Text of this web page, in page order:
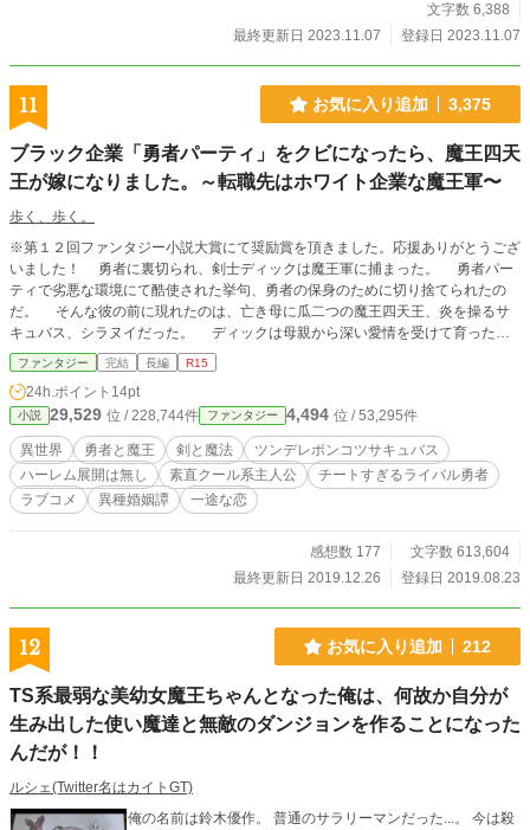
文字数 6,388
最終更新日 2023.11.07
登録日 2023.11.07
11 お気に入り追加 3,375
ブラック企業「勇者パーティ」をクビになったら、魔王四天
王が嫁になりました。～転職先はホワイト企業な魔王軍〜
歩く、歩く。
※第１２回ファンタジー小説大賞にて奨励賞を頂きました。応援ありがとうござ
いました！ 勇者に裏切られ、剣士ディックは魔王軍に捕まった。 勇者パー
ティで劣悪な環境にて酷使された挙句、勇者の保身のために切り捨てられたの
だ。 そんな彼の前に現れたのは、亡き母に瓜二つの魔王四天王、炎を操るサ
キュバス、シラヌイだった。 ディックは母親から深い愛情を受けて育った男
である。彼にとって母親は全てであり、一目見た時からシラヌイに母親の影を重
ねていた。 シラヌイは愛情を知らないサキュバスである。落ちこぼれ淫魔だ
った彼女は、死に物狂いの努力によって四天王になったが、反動で自分を傷つけ
る事でしか存在を示せなくなっていた。 スカウトを受け魔王軍に入ったディ
ックは、シラヌイの副官として働く事に。 魔王軍は人間関係良好、福利厚生
の整ったホワイトであり、ディックは暖かく迎えられた。 そんな中で彼に支
えられ、少しずつ愛情を知るシラヌイ。やがて2人は種族を超えた恋人同士にな
る。 ただ、一つ問題があるとすれば…… サキュバスなのに、シラヌイは手
【第一部】いちゃいちゃラブコメ編 完結 【第二部】結ばれる恋人編 完結
【第三部】二人の休息編 完結 【第四部】愛のエルフと力のドラゴン編 完結
【第五部】魔女の監獄編 完結 【第六部】最終章 完結
ファンタジー 完結 長編 R15
24h.ポイント 14pt
小説 29,529 位 / 228,744件 ファンタジー 4,494 位 / 53,295件
異世界 勇者と魔王 剣と魔法
ツンデレポンコツサキュバス
ハーレム展開は無し
素直クール系主人公
チートすぎるライバル勇者
ラブコメ
異種婚姻譚 一途な恋
感想数 177
文字数 613,604
最終更新日 2019.12.26
登録日 2019.08.23
12 お気に入り追加 212
TS系最弱な美幼女魔王ちゃんとなった俺は、何故か自分が
生み出した使い魔達と無敵のダンジョンを作ることになった
んだが！！
ルシェ(Twitter名はカイトGT)
俺の名前は鈴木優作。 普通のサラリーマンだった...。 今は殺